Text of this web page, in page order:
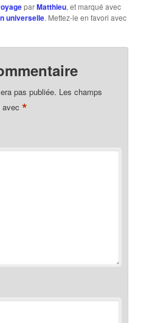
parMatthieu, et marqué avec
universelle. Mettez-le en favori avec
pas publiée. Les champs
avec*